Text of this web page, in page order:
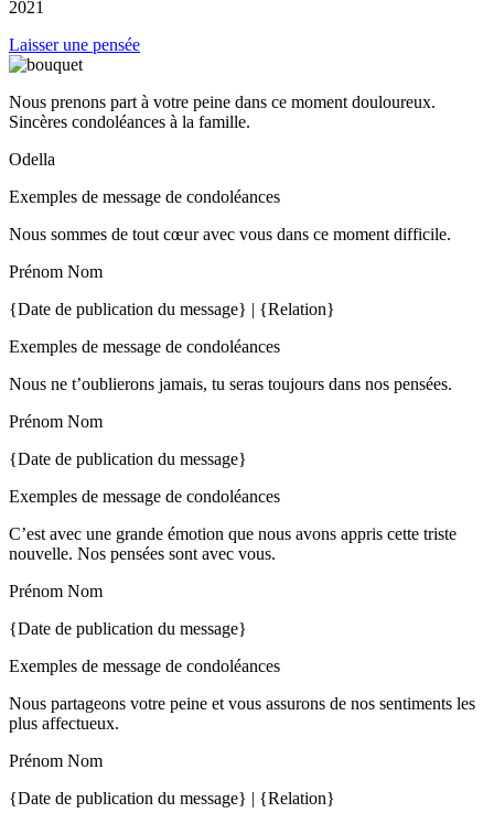
2021
Laisser une pensée
Nous prenons part à votre peine dans ce moment douloureux.
Sincères condoléances à la famille.
Odella
Exemples de message de condoléances
Nous sommes de tout cœur avec vous dans ce moment difficile.
Prénom Nom
{Date de publication du message} | {Relation}
Exemples de message de condoléances
Nous ne t’oublierons jamais, tu seras toujours dans nos pensées.
Prénom Nom
{Date de publication du message}
Exemples de message de condoléances
C’est avec une grande émotion que nous avons appris cette triste
nouvelle. Nos pensées sont avec vous.
Prénom Nom
{Date de publication du message}
Exemples de message de condoléances
Nous partageons votre peine et vous assurons de nos sentiments les
plus affectueux.
Prénom Nom
{Date de publication du message} | {Relation}